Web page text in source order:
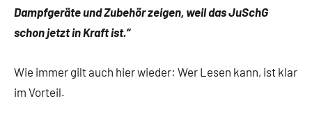
Dampfgeräte und Zubehör zeigen, weil das JuSchG
schon jetzt in Kraft ist.“
Wie immer gilt auch hier wieder: Wer Lesen kann, ist klar
im Vorteil.